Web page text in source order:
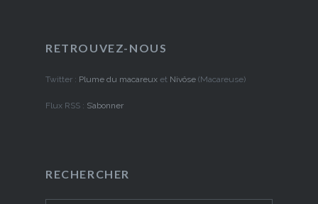
RETROUVEZ-NOUS
Twitter : Plume du macareuxet Nivôse (Macareuse)
Flux RSS : S’abonner
RECHERCHER